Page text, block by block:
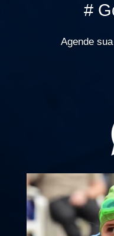
#
Agende